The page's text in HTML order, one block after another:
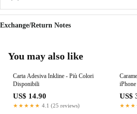
Exchange/Return Notes
You may also like
Carta Adesiva Inkline - Più Colori
Disponibili
US$ 14.90
★★★★★ 4.1 (25 reviews)
iPhone
US$